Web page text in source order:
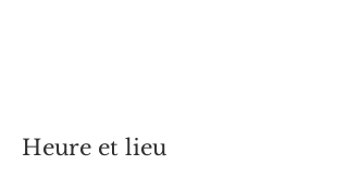
Heure et lieu